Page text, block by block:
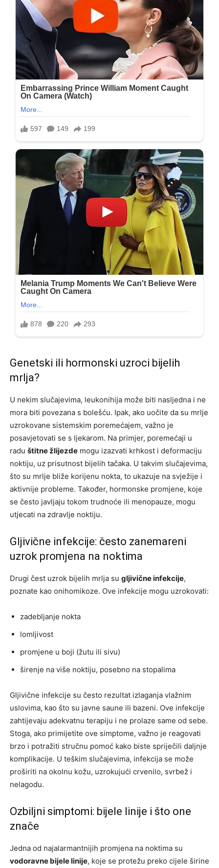
Genetski ili hormonski uzroci bijelih
mrlja?
U nekim slučajevima, leukonihija može biti nasljedna i ne
mora biti povezana s bolešću. Ipak, ako uočite da su mrlje
uzrokovane sistemskim poremećajem, važno je
posavjetovati se s ljekarom. Na primjer, poremećaji u
radu štitne žlijezde mogu izazvati krhkost i deformaciju
noktiju, uz prisutnost bijelih tačaka. U takvim slučajevima,
što su mrlje bliže korijenu nokta, to ukazuje na svježije i
aktivnije probleme. Također, hormonske promjene, koje
se često javljaju tokom trudnoće ili menopauze, mogu
utjecati na zdravlje noktiju.
Gljivične infekcije: često zanemareni
uzrok promjena na noktima
Drugi čest uzrok bijelih mrlja su gljivične infekcije,
poznate kao onihomikoze. Ove infekcije mogu uzrokovati:
zadebljanje nokta
lomljivost
promjene u boji (žutu ili sivu)
širenje na više noktiju, posebno na stopalima
Gljivične infekcije su često rezultat izlaganja vlažnim
uslovima, kao što su javne saune ili bazeni. Ove infekcije
zahtijevaju adekvatnu terapiju i ne prolaze same od sebe.
Stoga, ako primijetite ove simptome, važno je reagovati
brzo i potražiti stručnu pomoć kako biste spriječili daljnje
komplikacije. U teškim slučajevima, infekcija se može
proširiti na okolnu kožu, uzrokujući crvenilo, svrbež i
nelagodu.
Ozbiljni simptomi: bijele linije i što one
znače
Jedna od najalarmantnijih promjena na noktima su
vodoravne bijele linije, koje se protežu preko cijele širine